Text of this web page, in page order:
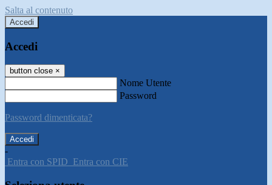
Salta al contenuto
Accedi
Accedi
button close ×
Nome Utente
Password
Password dimenticata?
-
Entra con SPID Entra con CIE